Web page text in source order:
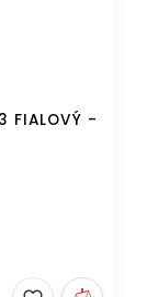
FIALOVÝ -